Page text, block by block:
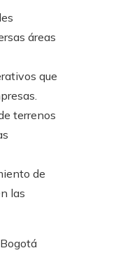
áreas
que
terrenos
de
las